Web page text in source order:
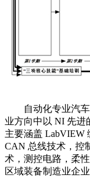
自动化专业汽车
业方向中以 NI 先进
主要涵盖 LabVIEW
CAN 总线技术，控
术，测控电路，柔
区域装备制造业企